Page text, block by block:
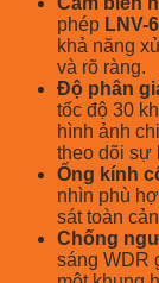
phép LNV-
khả năng
và rõ ràng.
Độ phân
tốc độ 30
hình ảnh
theo dõi sự
Ống kính
nhìn phù
sát toàn
Chống
sáng WDR